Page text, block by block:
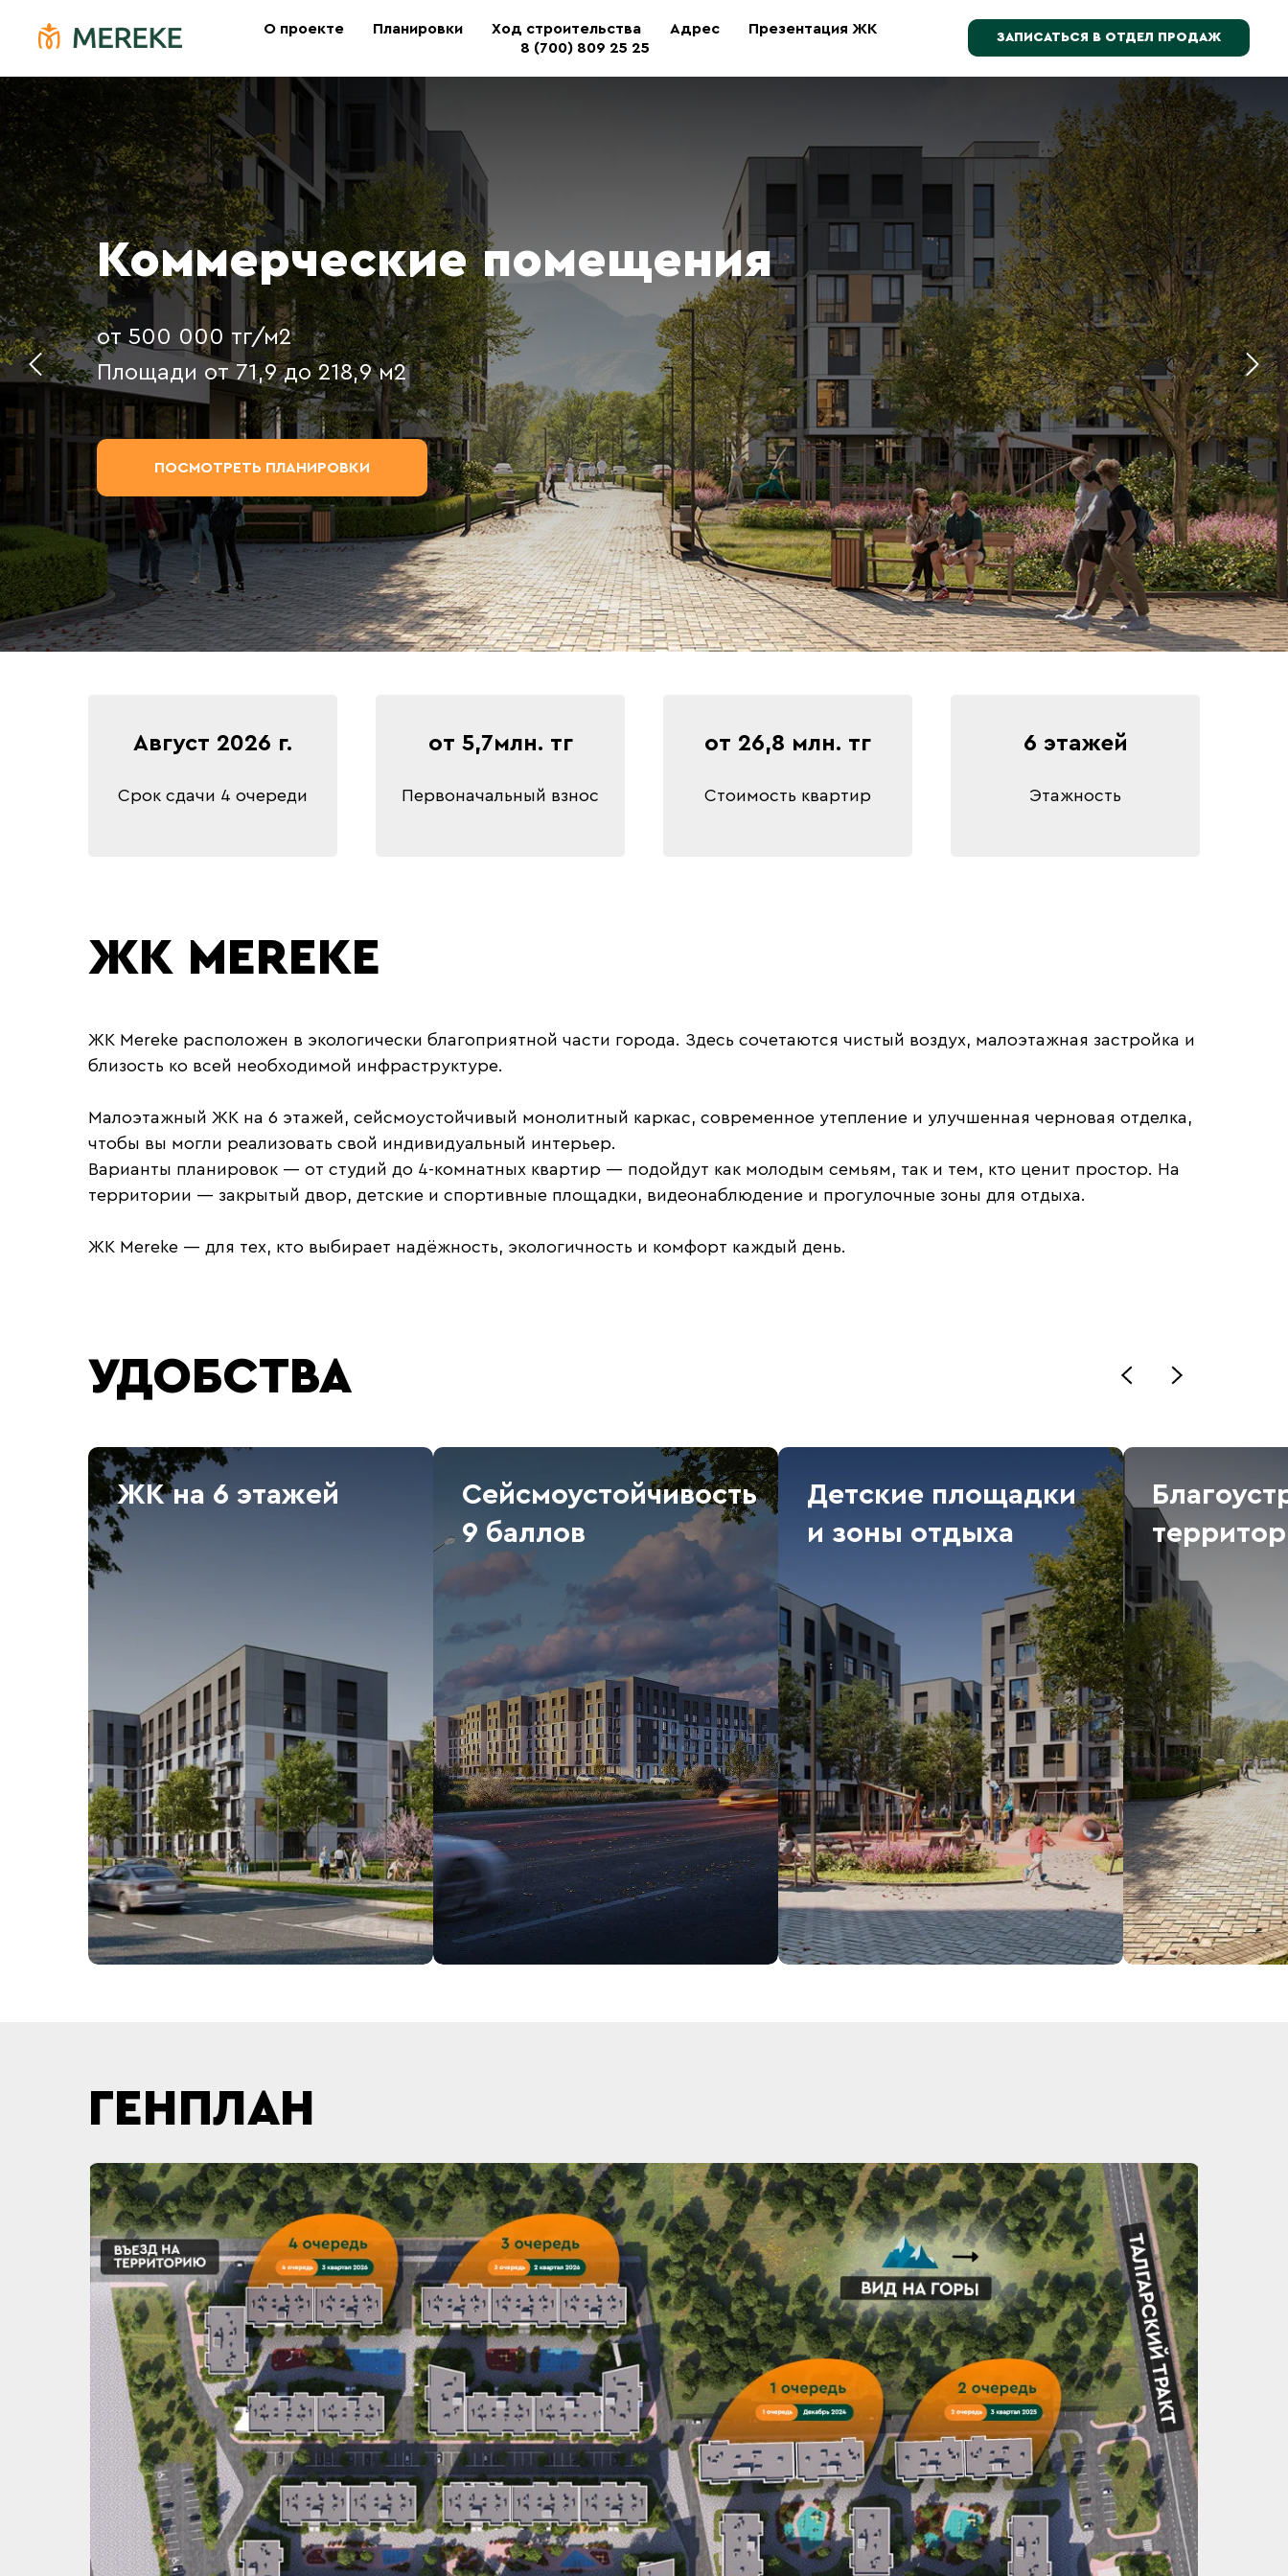
О проекте Планировки Ход строительства Адрес
Презентация ЖК
8 (700) 809 25 25
ЗАПИСАТЬСЯ В ОТДЕЛ ПРОДАЖ
Коммерческие помещения
от 500 000 тг/м2
Площади от 71,9 до 218,9 м2
ПОСМОТРЕТЬ ПЛАНИРОВКИ
Август 2026 г.
Срок сдачи 4 очереди
от 5,7млн. тг
Первоначальный взнос
от 26,8 млн. тг
Стоимость квартир
6 этажей
Этажность
ЖК MEREKE
ЖК Mereke расположен в экологически благоприятной части города. Здесь сочетаются чистый воздух, малоэтажная застройка и
близость ко всей необходимой инфраструктуре.
Малоэтажный ЖК на 6 этажей, сейсмоустойчивый монолитный каркас, современное утепление и улучшенная черновая отделка,
чтобы вы могли реализовать свой индивидуальный интерьер.
Варианты планировок — от студий до 4-комнатных квартир — подойдут как молодым семьям, так и тем, кто ценит простор. На
территории — закрытый двор, детские и спортивные площадки, видеонаблюдение и прогулочные зоны для отдыха.
ЖК Mereke — для тех, кто выбирает надёжность, экологичность и комфорт каждый день.
УДОБСТВА
ЖК на 6 этажей
Сейсмоустойчивость
9 баллов
Детские площадки
и зоны отдыха
ГЕНПЛАН